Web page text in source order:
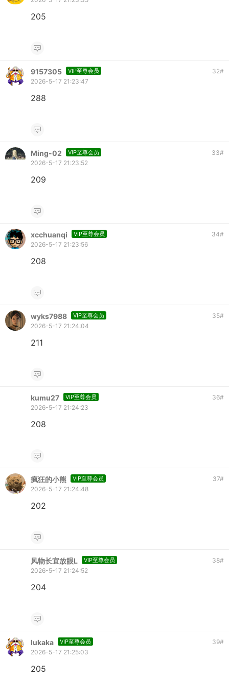
205
9157305 VIP至尊会员 32#
2026-5-17 21:23:47
288
Ming-02 VIP至尊会员 33#
2026-5-17 21:23:52
209
xcchuanqi VIP至尊会员 34#
2026-5-17 21:23:56
208
wyks7988 VIP至尊会员 35#
2026-5-17 21:24:04
211
kumu27 VIP至尊会员 36#
2026-5-17 21:24:23
208
疯狂的小熊 VIP至尊会员 37#
2026-5-17 21:24:48
202
风物长宜放眼L VIP至尊会员 38#
2026-5-17 21:24:52
204
lukaka VIP至尊会员 39#
2026-5-17 21:25:03
205